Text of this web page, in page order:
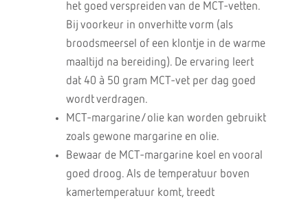
het goed verspreiden van de MCT-vetten.
Bij voorkeur in onverhitte vorm (als
broodsmeersel of een klontje in de warme
maaltijd na bereiding). De ervaring leert
dat 40 à 50 gram MCT-vet per dag goed
wordt verdragen.
MCT-margarine/olie kan worden gebruikt
zoals gewone margarine en olie.
Bewaar de MCT-margarine koel en vooral
goed droog. Als de temperatuur boven
kamertemperatuur komt, treedt